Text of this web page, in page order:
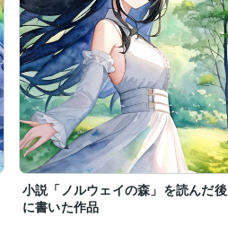
小説「ノルウェイの森」を読んだ後
に書いた作品